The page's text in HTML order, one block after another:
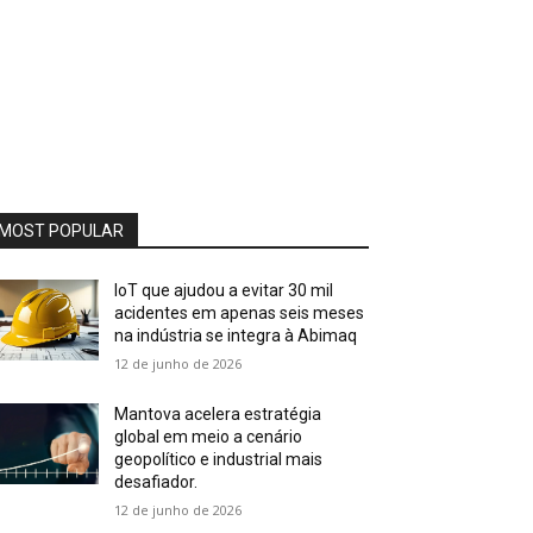
POPULAR
IoT que ajudou a evitar 30 mil
acidentes em apenas seis meses
na indústria se integra à Abimaq
12 de junho de 2026
Mantova acelera estratégia
global em meio a cenário
geopolítico e industrial mais
desafiador.
12 de junho de 2026